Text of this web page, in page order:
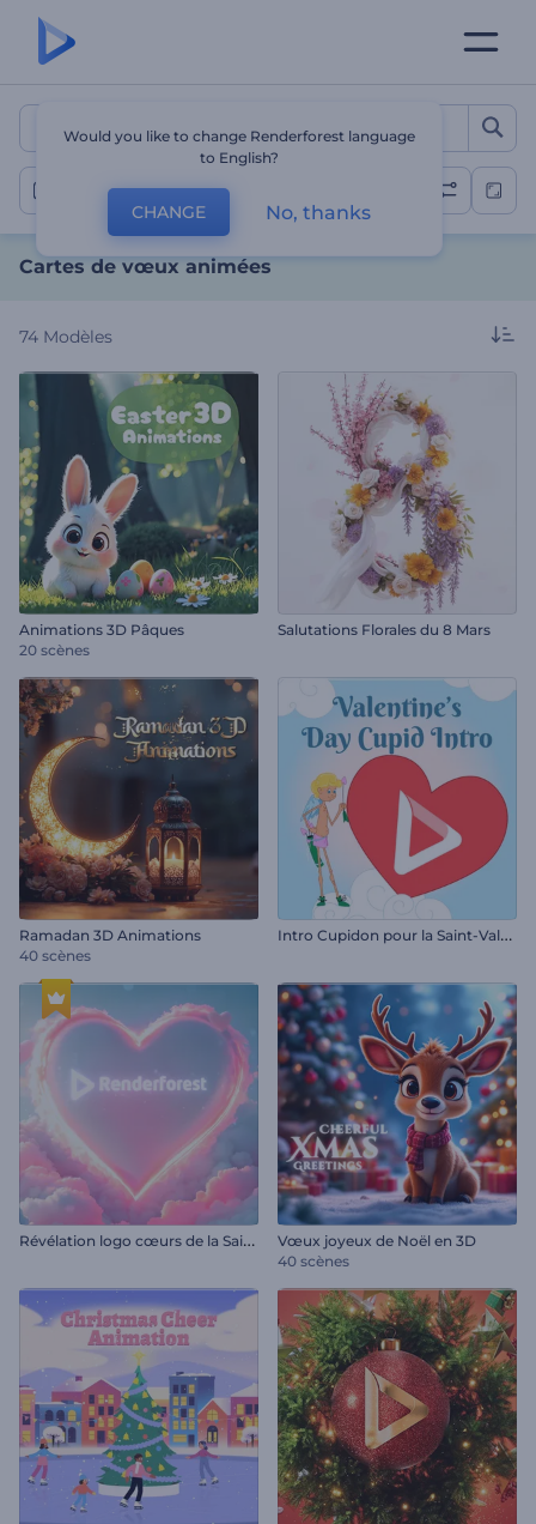
Cartes de vœux animées
Cartes de vœux
Cartes de vœux animées
74 Modèles
Animations 3D Pâques
20 scènes
Salutations Florales du 8 Mars
Ramadan 3D Animations
40 scènes
I
ntro Cupidon pour la Saint-Valentin
R
évélation logo cœurs de la Saint-Valentin
Vœux joyeux de Noël en 3D
40 scènes
Would you like to change Renderforest language
to English?
CHANGE No, thanks